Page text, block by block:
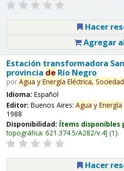
Hacer
Agregar
Estación transformadora
provincia deRío Negro
por Agua y Energía Eléctrica, Sociedad
Idioma: Español
Editor: Buenos Aires: Agua y Energía
1988
Disponibilidad: Ítems disponibles
topográfica: 621.374.5/A282/v.4 (1).
Hacer